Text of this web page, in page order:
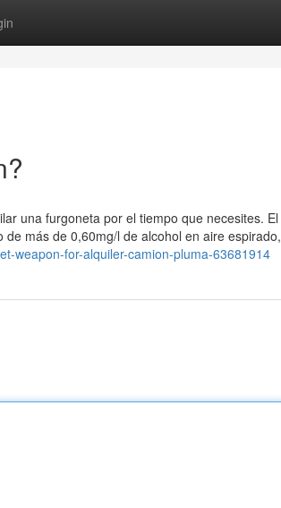
una furgoneta por el tiempo que necesites. El
más de 0,60mg/l de alcohol en aire espirado,
weapon-for-alquiler-camion-pluma-63681914